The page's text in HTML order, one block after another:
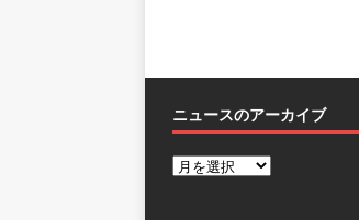
ニュースのアーカイブ